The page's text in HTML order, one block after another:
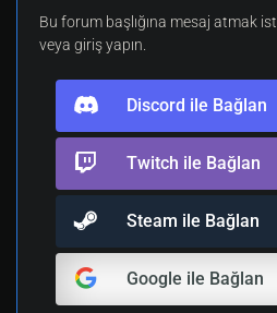
Bu forum başlığına mesaj atmak
veya giriş yapın.
Discord ile Bağlan
Twitch ile Bağlan
Steam ile Bağlan
Google ile Bağlan